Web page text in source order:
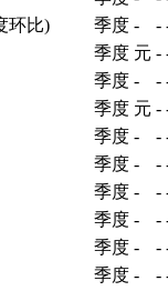
环比)
季度 - -
季度 元 -
季度 - -
季度 元 -
季度 - -
季度 - -
季度 - -
季度 - -
季度 - -
季度 - -